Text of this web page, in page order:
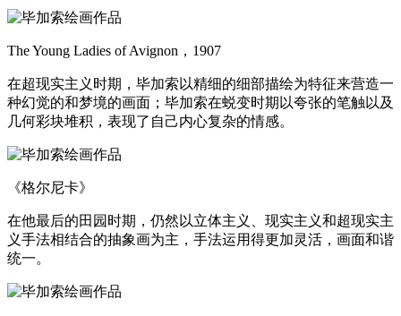
The Young Ladies of Avignon，1907
在超现实主义时期，毕加索以精细的细部描绘为特征来营造一
种幻觉的和梦境的画面；毕加索在蜕变时期以夸张的笔触以及
几何彩块堆积，表现了自己内心复杂的情感。
《格尔尼卡》
在他最后的田园时期，仍然以立体主义、现实主义和超现实主
义手法相结合的抽象画为主，手法运用得更加灵活，画面和谐
统一。